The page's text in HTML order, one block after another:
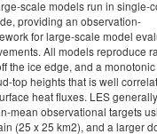
scale models run in single-
providing an observation-
for large-scale model
All models reproduce
the ice edge, and a
top heights that is well
heat fluxes. LES generally
mean observational targets
(25 x 25 km2), and a larger